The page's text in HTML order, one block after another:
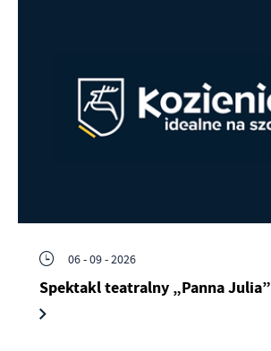
06 - 09 - 2026
Spektakl teatralny „Panna Julia”